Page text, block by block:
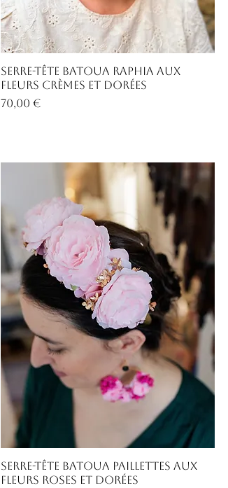
Aperçu rapide
Serre-tête Batoua raphia aux
fleurs crèmes et dorées
Prix
70,00 €
Aperçu rapide
Serre-tête Batoua paillettes aux
fleurs roses et dorées